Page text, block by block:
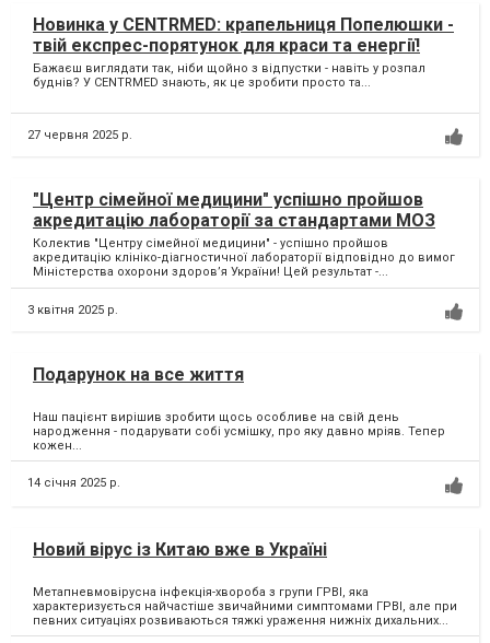
Новинка у CENTRMED: крапельниця Попелюшки -
твій експрес-порятунок для краси та енергії!
Бажаєш виглядати так, ніби щойно з відпустки - навіть у розпал
буднів? У CENTRMED знають, як це зробити просто та...
27 червня 2025 р.
"Центр сімейної медицини" успішно пройшов
акредитацію лабораторії за стандартами МОЗ
Колектив "Центру сімейної медицини" - успішно пройшов
акредитацію клініко-діагностичної лабораторії відповідно до вимог
Міністерства охорони здоров’я України! Цей результат -...
3 квітня 2025 р.
Подарунок на все життя
Наш пацієнт вирішив зробити щось особливе на свій день
народження - подарувати собі усмішку, про яку давно мріяв. Тепер
кожен...
14 січня 2025 р.
Новий вірус із Китаю вже в Україні
Метапневмовірусна інфекція-хвороба з групи ГРВІ, яка
характеризується найчастіше звичайними симптомами ГРВІ, але при
певних ситуаціях розвиваються тяжкі ураження нижніх дихальних...